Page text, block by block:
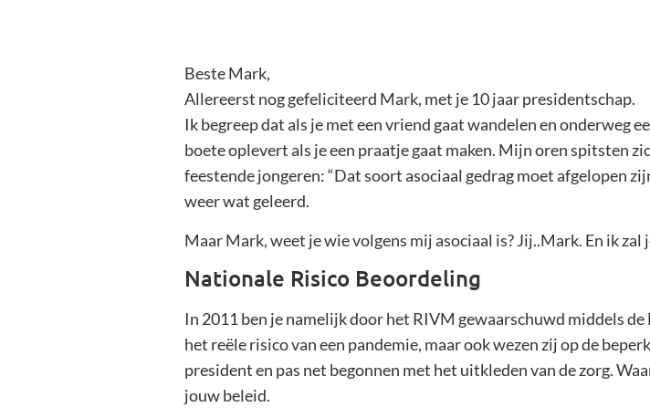
Beste Mark,
Allereerst nog gefeliciteerd Mark, met je 10 jaar presidentschap.
Ik begreep dat als je met een vriend gaat wandelen en onderweg
boete oplevert als je een praatje gaat maken. Mijn oren spitsten
feestende jongeren: “Dat soort asociaal gedrag moet afgelopen
weer wat geleerd.
Maar Mark, weet je wie volgens mij asociaal is? Jij..Mark. En ik zal
Nationale Risico Beoordeling
In 2011 ben je namelijk door het RIVM gewaarschuwd middels
het reële risico van een pandemie, maar ook wezen zij op de
president en pas net begonnen met het uitkleden van de zorg.
jouw beleid.